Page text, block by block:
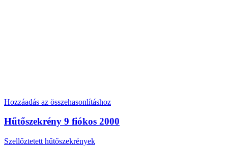
Hozzáadás az összehasonlításhoz
Hűtőszekrény 9 fiókos 2000
Szellőztetett hűtőszekrények